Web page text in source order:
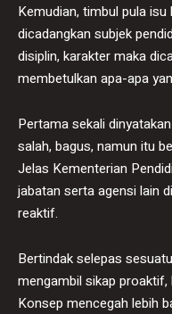
Kemudian, timbul pula
dicadangkan subjek
disiplin, karakter maka
membetulkan apa-apa
Pertama sekali
salah, bagus, namun itu
Jelas Kementerian
jabatan serta agensi lain
reaktif.
Bertindak selepas
mengambil sikap
Konsep mencegah lebih